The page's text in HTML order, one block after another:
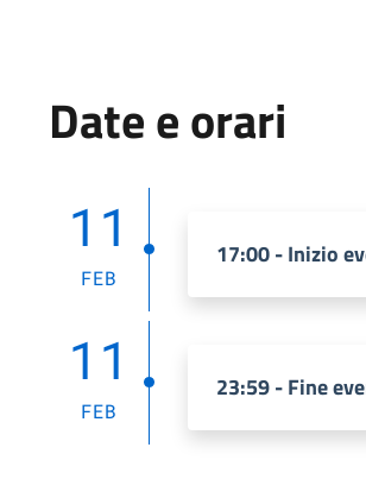
Date e orari
11
FEB
17:00 - Inizio
11
FEB
23:59 - Fine